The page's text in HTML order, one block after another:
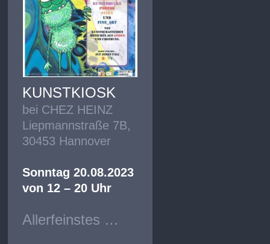
KUNSTKIOSK
bei CHEZ HEINZ
Liepmannstraße 7B,
30453 Hannover
Sonntag 20.08.2023
von 12 – 20 Uhr
Allerfeinstes …